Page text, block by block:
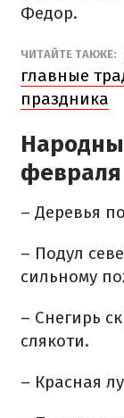
Федор.
​ЧИТАЙТЕ ТАКЖЕ:
главные
праздника
февраля
– Деревья
– Подул
сильному
– Снегирь
слякоти.
– Красная